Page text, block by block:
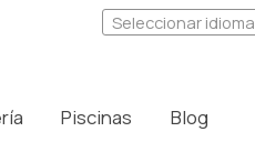
Seleccionar idioma
Piscinas Blog